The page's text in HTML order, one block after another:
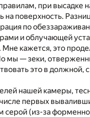
при высадке
на поверхность.
по
и облучающей
кажется, это
мы — зеки,
это в должной,
нашей камеры,
первых
серой (из-за